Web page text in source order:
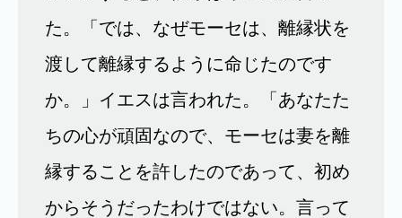
た。「では、なぜモーセは、離縁状を
渡して離縁するように命じたのです
か。」イエスは言われた。「あなたた
ちの心が頑固なので、モーセは妻を離
縁することを許したのであって、初め
からそうだったわけではない。言って